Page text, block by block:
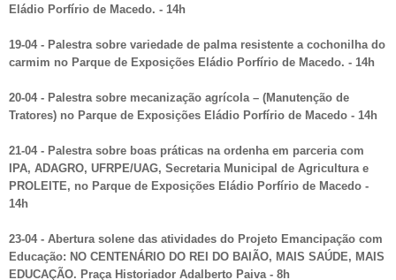
Eládio Porfírio de Macedo. - 14h
19-04 - Palestra sobre variedade de palma resistente a cochonilha do
carmim no Parque de Exposições Eládio Porfírio de Macedo. - 14h
20-04 - Palestra sobre mecanização agrícola – (Manutenção de
Tratores) no Parque de Exposições Eládio Porfírio de Macedo - 14h
21-04 - Palestra sobre boas práticas na ordenha em parceria com
IPA, ADAGRO, UFRPE/UAG, Secretaria Municipal de Agricultura e
PROLEITE, no Parque de Exposições Eládio Porfírio de Macedo -
14h
23-04 - Abertura solene das atividades do Projeto Emancipação com
Educação: NO CENTENÁRIO DO REI DO BAIÃO, MAIS SAÚDE, MAIS
EDUCAÇÃO. Praça Historiador Adalberto Paiva - 8h